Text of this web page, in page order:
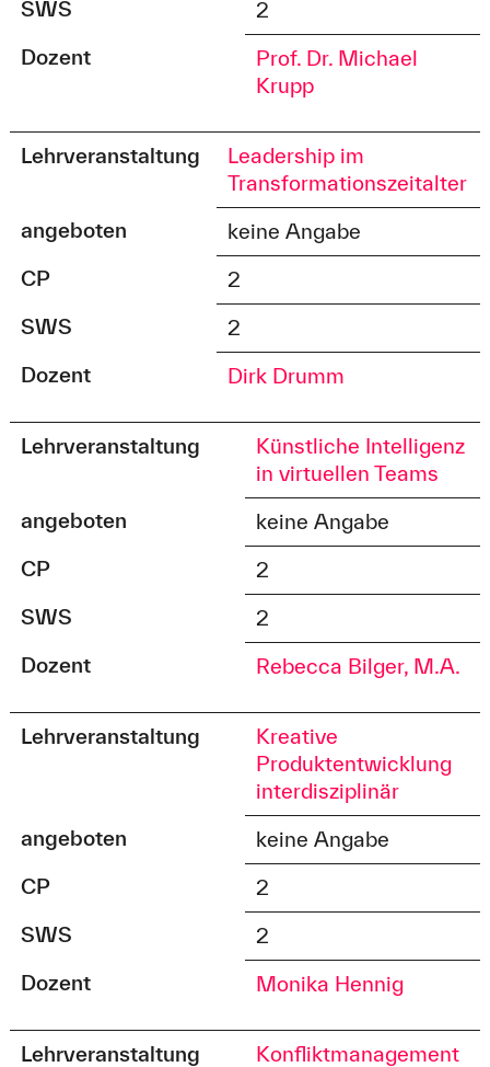
SWS
2
Dozent
Prof. Dr. Michael
Krupp
Lehrveranstaltung
Leadership im
Transformationszeitalter
angeboten
keine Angabe
CP
2
SWS
2
Dozent
Dirk Drumm
Lehrveranstaltung
Künstliche Intelligenz
in virtuellen Teams
angeboten
keine Angabe
CP
2
SWS
2
Dozent
Rebecca Bilger, M.A.
Lehrveranstaltung
Kreative
Produktentwicklung
interdisziplinär
angeboten
keine Angabe
CP
2
SWS
2
Dozent
Monika Hennig
Lehrveranstaltung
Konfliktmanagement